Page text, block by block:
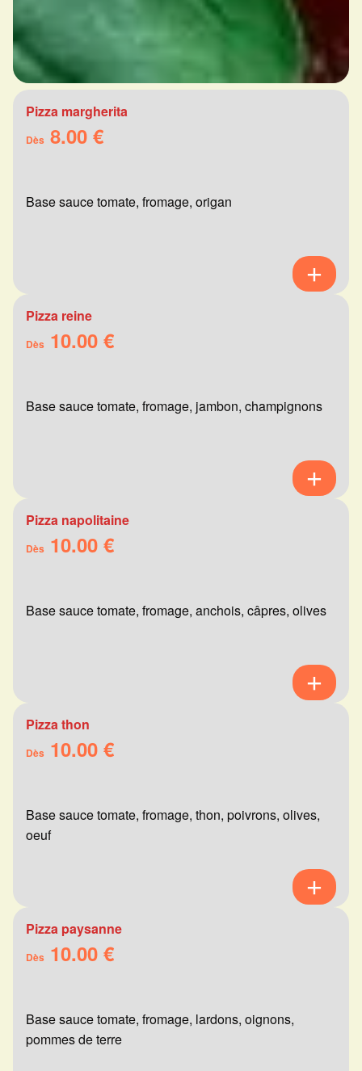
Pizza margherita
Dès 8.00 €
Base sauce tomate, fromage, origan
Pizza reine
Dès 10.00 €
Base sauce tomate, fromage, jambon, champignons
Pizza napolitaine
Dès 10.00 €
Base sauce tomate, fromage, anchois, câpres, olives
Pizza thon
Dès 10.00 €
Base sauce tomate, fromage, thon, poivrons, olives,
oeuf
Pizza paysanne
Dès 10.00 €
Base sauce tomate, fromage, lardons, oignons,
pommes de terre